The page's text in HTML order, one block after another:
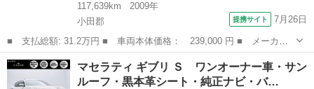
117,639km
2009年
小田郡
提携サイト 7月26日
■ 支払総額: 31.2万円 ■ 車両本体価格： 239,000 円 ■ メーカー
名： フィアット ■ 車種名： ５００ ■ グレード名： １．２
８Ｖ ポップ ナビ アルミホイール ＡＴ ＡＢＳ ＣＤ エアコ
ン パワース...
岡山 小田郡
マセラティ ギブリ Ｓ ワンオーナー車・サン
ルーフ・黒本革シート・純正ナビ・バ…